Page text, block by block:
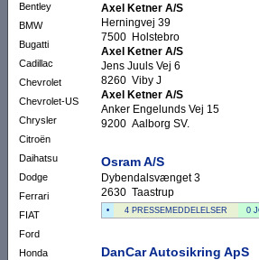
Bentley
BMW
Bugatti
Cadillac
Chevrolet
Chevrolet-US
Chrysler
Citroën
Daihatsu
Dodge
Ferrari
FIAT
Ford
Honda
Axel Ketner A/S
Herningvej 39
7500 Holstebro
Axel Ketner A/S
Jens Juuls Vej 6
8260 Viby J
Axel Ketner A/S
Anker Engelunds Vej 15
9200 Aalborg SV.
Osram A/S
Dybendalsvænget 3
2630 Taastrup
• 4 PRESSEMEDDELELSER 0
DanCar Autosikring ApS